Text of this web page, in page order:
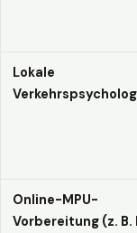
Lokale
Online-MPU-
Vorbereitung (z. B.